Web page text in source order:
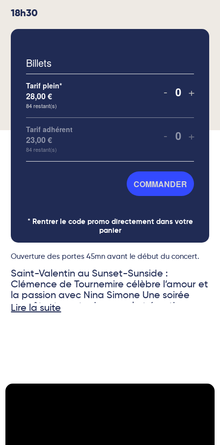
18h30
Billets
Tarif plein*
28,00€
84restant(s)
- Quantité
+
Tarif adhérent
23,00€
84 restant(s)
- Quantité
+
COMMANDER
* Rentrer le code promo directement dans votre
panier
Ouverture des portes 45mn avant le début du concert.
Saint-Valentin au Sunset-Sunside :
Clémence de Tournemire célèbre l’amour et
la passion avec Nina Simone Une soirée
envoûtante, entre jazz, soul et émotion
la soul. Une artiste engagée, libre et
Lire la suite